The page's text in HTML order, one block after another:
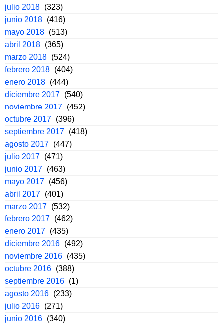
julio 2018 (323)
junio 2018 (416)
mayo 2018 (513)
abril 2018 (365)
marzo 2018 (524)
febrero 2018 (404)
enero 2018 (444)
diciembre 2017 (540)
noviembre 2017 (452)
octubre 2017 (396)
septiembre 2017 (418)
agosto 2017 (447)
julio 2017 (471)
junio 2017 (463)
mayo 2017 (456)
abril 2017 (401)
marzo 2017 (532)
febrero 2017 (462)
enero 2017 (435)
diciembre 2016 (492)
noviembre 2016 (435)
octubre 2016 (388)
septiembre 2016 (1)
agosto 2016 (233)
julio 2016 (271)
junio 2016 (340)